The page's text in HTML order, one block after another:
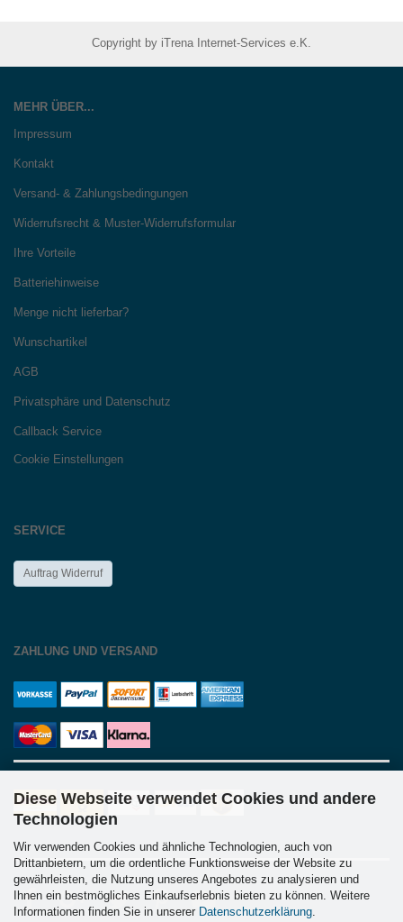
Diese Webseite verwendet Cookies und andere
Technologien
Wir verwenden Cookies und ähnliche Technologien, auch von
Drittanbietern, um die ordentliche Funktionsweise der Website zu
gewährleisten, die Nutzung unseres Angebotes zu analysieren und
Ihnen ein bestmögliches Einkaufserlebnis bieten zu können. Weitere
Informationen finden Sie in unserer Datenschutzerklärung.
Copyright by iTrena Internet-Services e.K.
MEHR ÜBER...
Impressum
Kontakt
Versand- & Zahlungsbedingungen
Widerrufsrecht & Muster-Widerrufsformular
Ihre Vorteile
Batteriehinweise
Menge nicht lieferbar?
Wunschartikel
AGB
Privatsphäre und Datenschutz
Callback Service
Cookie Einstellungen
SERVICE
Auftrag Widerruf
ZAHLUNG UND VERSAND